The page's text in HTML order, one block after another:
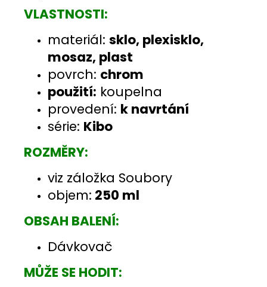
VLASTNOSTI:
materiál: sklo, plexisklo,
mosaz, plast
povrch: chrom
použití: koupelna
provedení: k navrtání
série: Kibo
ROZMĚRY:
viz záložka Soubory
objem: 250 ml
OBSAH BALENÍ:
Dávkovač
MŮŽE SE HODIT: